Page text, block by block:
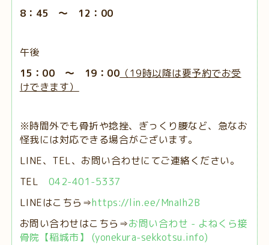
8：45 ～ 12：00
午後
15：00 ～ 19：00 （19時以降は要予約でお受
けできます）
※時間外でも骨折や捻挫、ぎっくり腰など、急なお
怪我には対応できる場合がございます。
LINE、TEL、お問い合わせにてご連絡ください。
TEL 042-401-5337
LINEはこちら⇒https://lin.ee/MnaIh2B
お問い合わせはこちら⇒お問い合わせ - よねくら接
骨院【稲城市】 (yonekura-sekkotsu.info)